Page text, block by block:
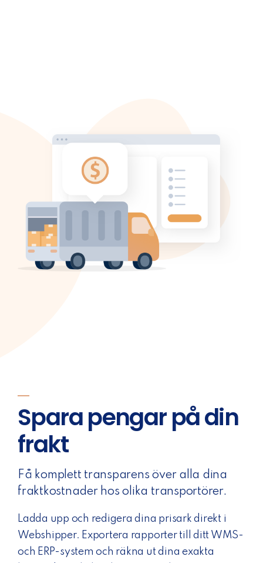
Spara pengar på din
frakt
Få komplett transparens över alla dina
fraktkostnader hos olika transportörer.
Ladda upp och redigera dina prisark direkt i
Webshipper. Exportera rapporter till ditt WMS-
och ERP-system och räkna ut dina exakta